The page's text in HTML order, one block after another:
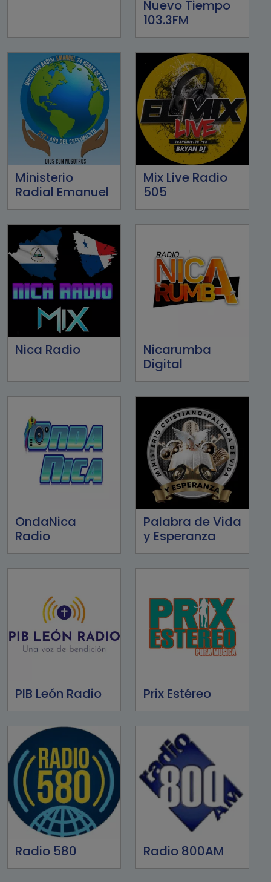
Nuevo Tiempo
103.3FM
Ministerio
Radial Emanuel
Mix Live Radio
505
Nica Radio
Nicarumba
Digital
OndaNica
Radio
Palabra de Vida
y Esperanza
PIB León Radio Prix Estéreo
Radio 580 Radio 800AM